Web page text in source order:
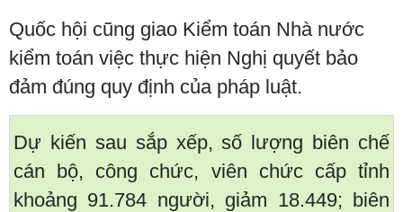
Quốc hội cũng giao Kiểm toán Nhà nước
kiểm toán việc thực hiện Nghị quyết bảo
đảm đúng quy định của pháp luật.
Dự kiến sau sắp xếp, số lượng biên chế
cán bộ, công chức, viên chức cấp tỉnh
khoảng 91.784 người, giảm 18.449; biên